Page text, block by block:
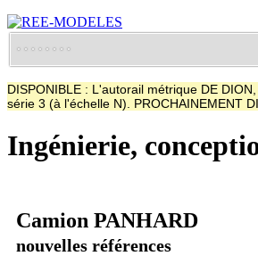
DISPONIBLE : L'autorail métrique DE
série 3 (à l'échelle N). PROCHAINEMENT
Ingénierie,
Camion PANHARD
nouvelles références